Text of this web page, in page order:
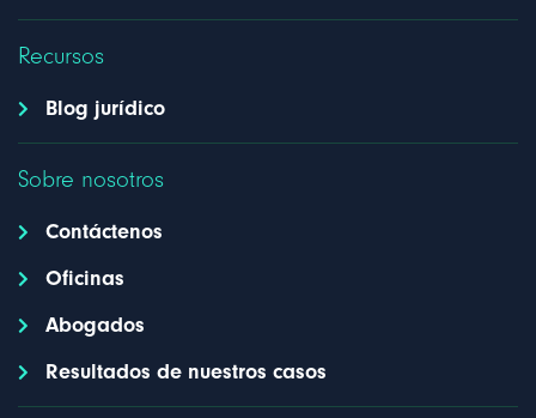
Recursos
Blog jurídico
Sobre nosotros
Contáctenos
Oficinas
Abogados
Resultados de nuestros casos